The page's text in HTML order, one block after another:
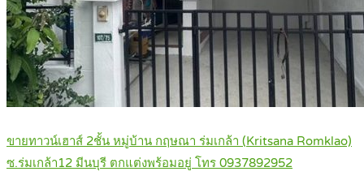
ขายทาวน์เฮาส์ 2ชั้น หมู่บ้าน กฤษณา ร่มเกล้า (Kritsana Romklao)
ซ.ร่มเกล้า12 มีนบุรี ตกแต่งพร้อมอยู่ โทร 0937892952